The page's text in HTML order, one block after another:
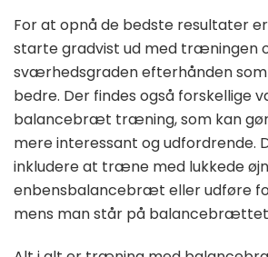
For at opnå de bedste resultater
starte gradvist ud med træningen
sværhedsgraden efterhånden
bedre. Der findes også forskellige
balancebræt træning, som kan
mere interessant og udfordrende.
inkludere at træne med lukkede
enbensbalancebræt eller udføre
mens man står på